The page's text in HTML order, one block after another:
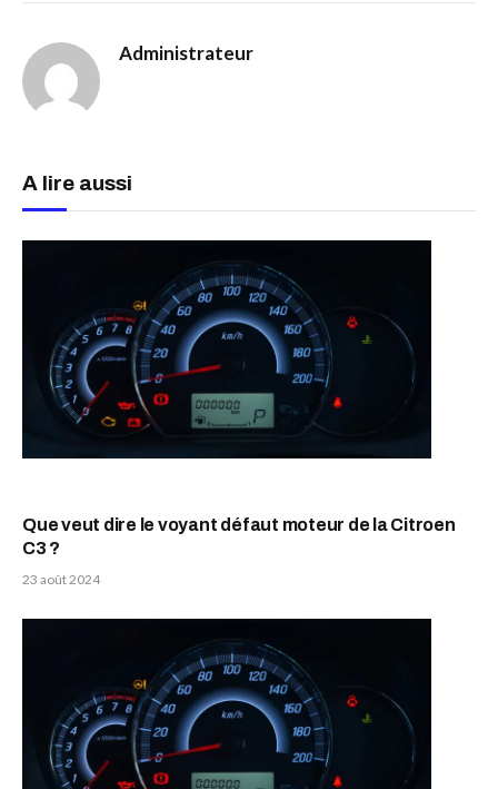
Administrateur
A lire aussi
Que veut dire le voyant défaut moteur de la Citroen
C3 ?
23 août 2024